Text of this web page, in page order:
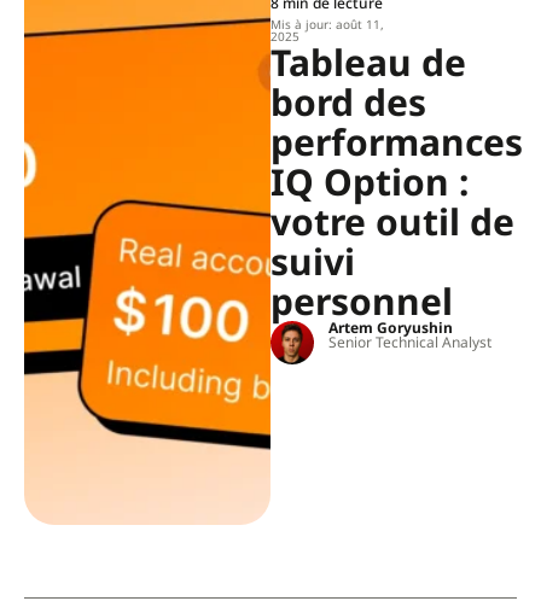
Mis à jour: août 11,
2025
Tableau de
bord des
performances
IQ Option :
votre outil de
suivi
personnel
Artem Goryushin
Senior Technical Analyst